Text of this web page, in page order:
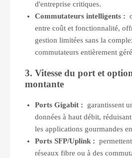
d'entreprise critiques.
Commutateurs intelligents :
entre coût et fonctionnalité,
gestion limitées sans la
commutateurs entièrement
3. Vitesse du port et
montante
Ports Gigabit :
garantissent
données à haut débit,
les applications gourmandes
Ports SFP/Uplink :
réseaux fibre ou à des